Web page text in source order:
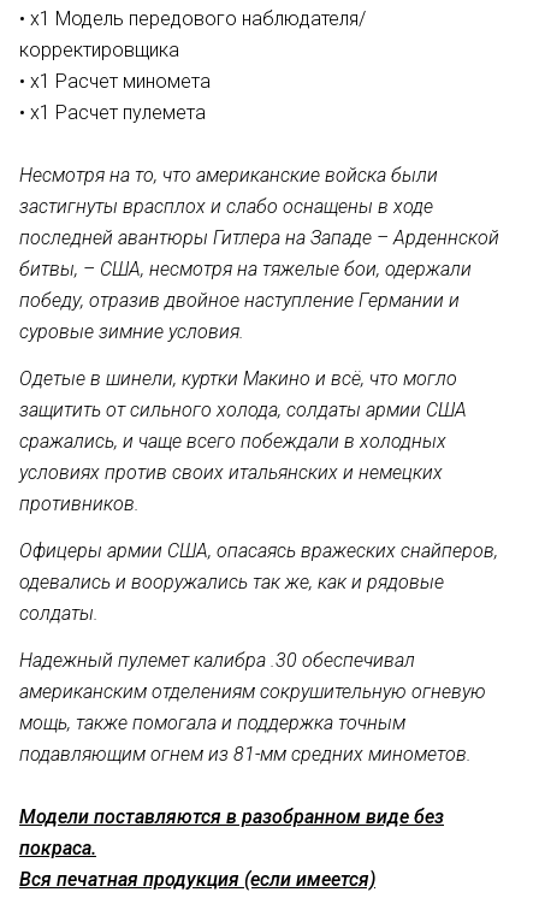
• х1 Модель передового наблюдателя/
корректировщика
• х1 Расчет миномета
• х1 Расчет пулемета
Несмотря на то, что американские войска были
застигнуты врасплох и слабо оснащены в ходе
последней авантюры Гитлера на Западе – Арденнской
битвы, – США, несмотря на тяжелые бои, одержали
победу, отразив двойное наступление Германии и
суровые зимние условия.
Одетые в шинели, куртки Макино и всё, что могло
защитить от сильного холода, солдаты армии США
сражались, и чаще всего побеждали в холодных
условиях против своих итальянских и немецких
противников.
Офицеры армии США, опасаясь вражеских снайперов,
одевались и вооружались так же, как и рядовые
солдаты.
Надежный пулемет калибра .30 обеспечивал
американским отделениям сокрушительную огневую
мощь, также помогала и поддержка точным
подавляющим огнем из 81-мм средних минометов.
Модели поставляются в разобранном виде без
покраса.
Вся печатная продукция (если имеется)